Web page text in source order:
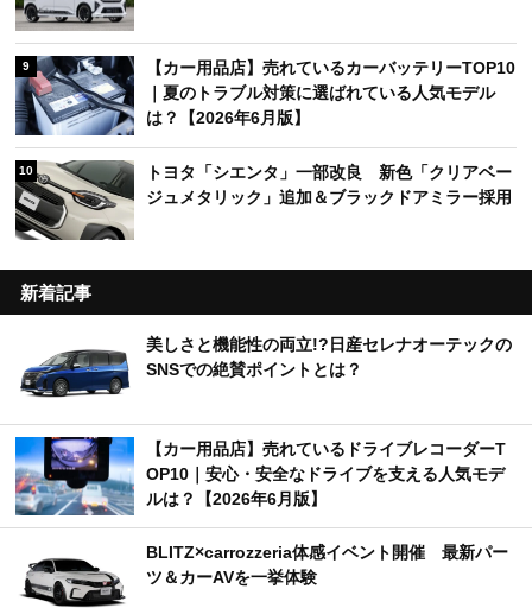
9
【カー用品店】売れているカーバッテリーTOP10
｜夏のトラブル対策に選ばれている人気モデル
は？【2026年6月版】
10
トヨタ「シエンタ」一部改良 新色「クリアベー
ジュメタリック」追加＆ブラックドアミラー採用
新着記事
美しさと機能性の両立!?日産セレナオーテックの
SNSでの絶賛ポイントとは？
【カー用品店】売れているドライブレコーダーT
OP10｜安心・安全なドライブを支える人気モデ
ルは？【2026年6月版】
BLITZ×carrozzeria体感イベント開催 最新パー
ツ＆カーAVを一挙体験